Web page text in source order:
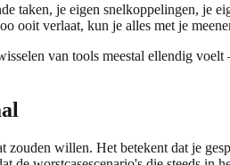
je eigen snelkoppelingen, je
ooit verlaat, kun je alles met je
van tools meestal ellendig
willen. Het betekent dat je